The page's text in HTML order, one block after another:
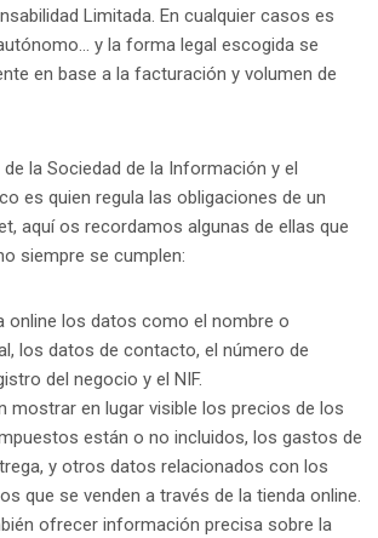
Limitada. En cualquier casos es
y la forma legal escogida se
en base a la facturación y volumen de
la Sociedad de la Información y el
es quien regula las obligaciones de un
aquí os recordamos algunas de ellas que
siempre se cumplen:
online los datos como el nombre o
los datos de contacto, el número de
del negocio y el NIF.
mostrar en lugar visible los precios de los
están o no incluidos, los gastos de
y otros datos relacionados con los
que se venden a través de la tienda online.
ofrecer información precisa sobre la